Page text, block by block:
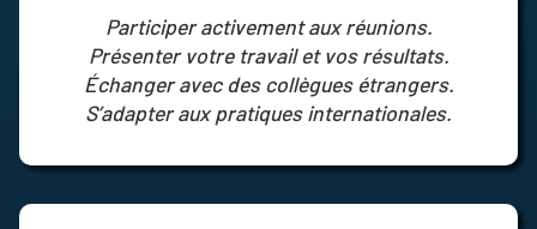
Participer activement aux réunions.
Présenter votre travail et vos résultats.
Échanger avec des collègues étrangers.
S’adapter aux pratiques internationales.